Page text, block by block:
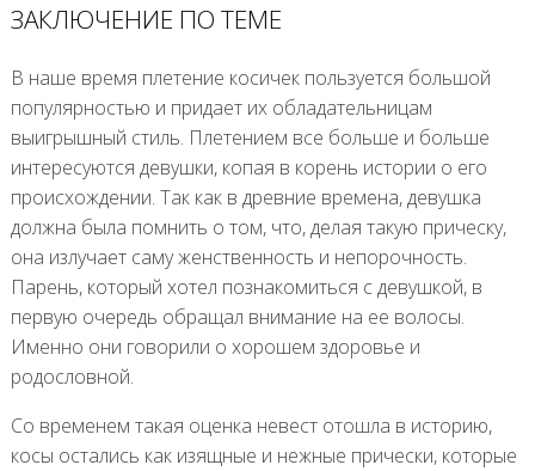
ЗАКЛЮЧЕНИЕ ПО ТЕМЕ
В наше время плетение косичек пользуется большой
популярностью и придает их обладательницам
выигрышный стиль. Плетением все больше и больше
интересуются девушки, копая в корень истории о его
происхождении. Так как в древние времена, девушка
должна была помнить о том, что, делая такую прическу,
она излучает саму женственность и непорочность.
Парень, который хотел познакомиться с девушкой, в
первую очередь обращал внимание на ее волосы.
Именно они говорили о хорошем здоровье и
родословной.
Со временем такая оценка невест отошла в историю,
косы остались как изящные и нежные прически, которые